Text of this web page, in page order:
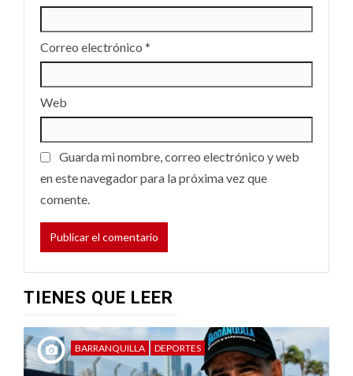
Correo electrónico *
Web
Guarda mi nombre, correo electrónico y web
en este navegador para la próxima vez que
comente.
TIENES QUE LEER
BARRANQUILLA DEPORTES